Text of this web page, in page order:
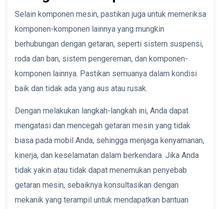
Selain komponen mesin, pastikan juga untuk memeriksa
komponen-komponen lainnya yang mungkin
berhubungan dengan getaran, seperti sistem suspensi,
roda dan ban, sistem pengereman, dan komponen-
komponen lainnya. Pastikan semuanya dalam kondisi
baik dan tidak ada yang aus atau rusak.
Dengan melakukan langkah-langkah ini, Anda dapat
mengatasi dan mencegah getaran mesin yang tidak
biasa pada mobil Anda, sehingga menjaga kenyamanan,
kinerja, dan keselamatan dalam berkendara. Jika Anda
tidak yakin atau tidak dapat menemukan penyebab
getaran mesin, sebaiknya konsultasikan dengan
mekanik yang terampil untuk mendapatkan bantuan